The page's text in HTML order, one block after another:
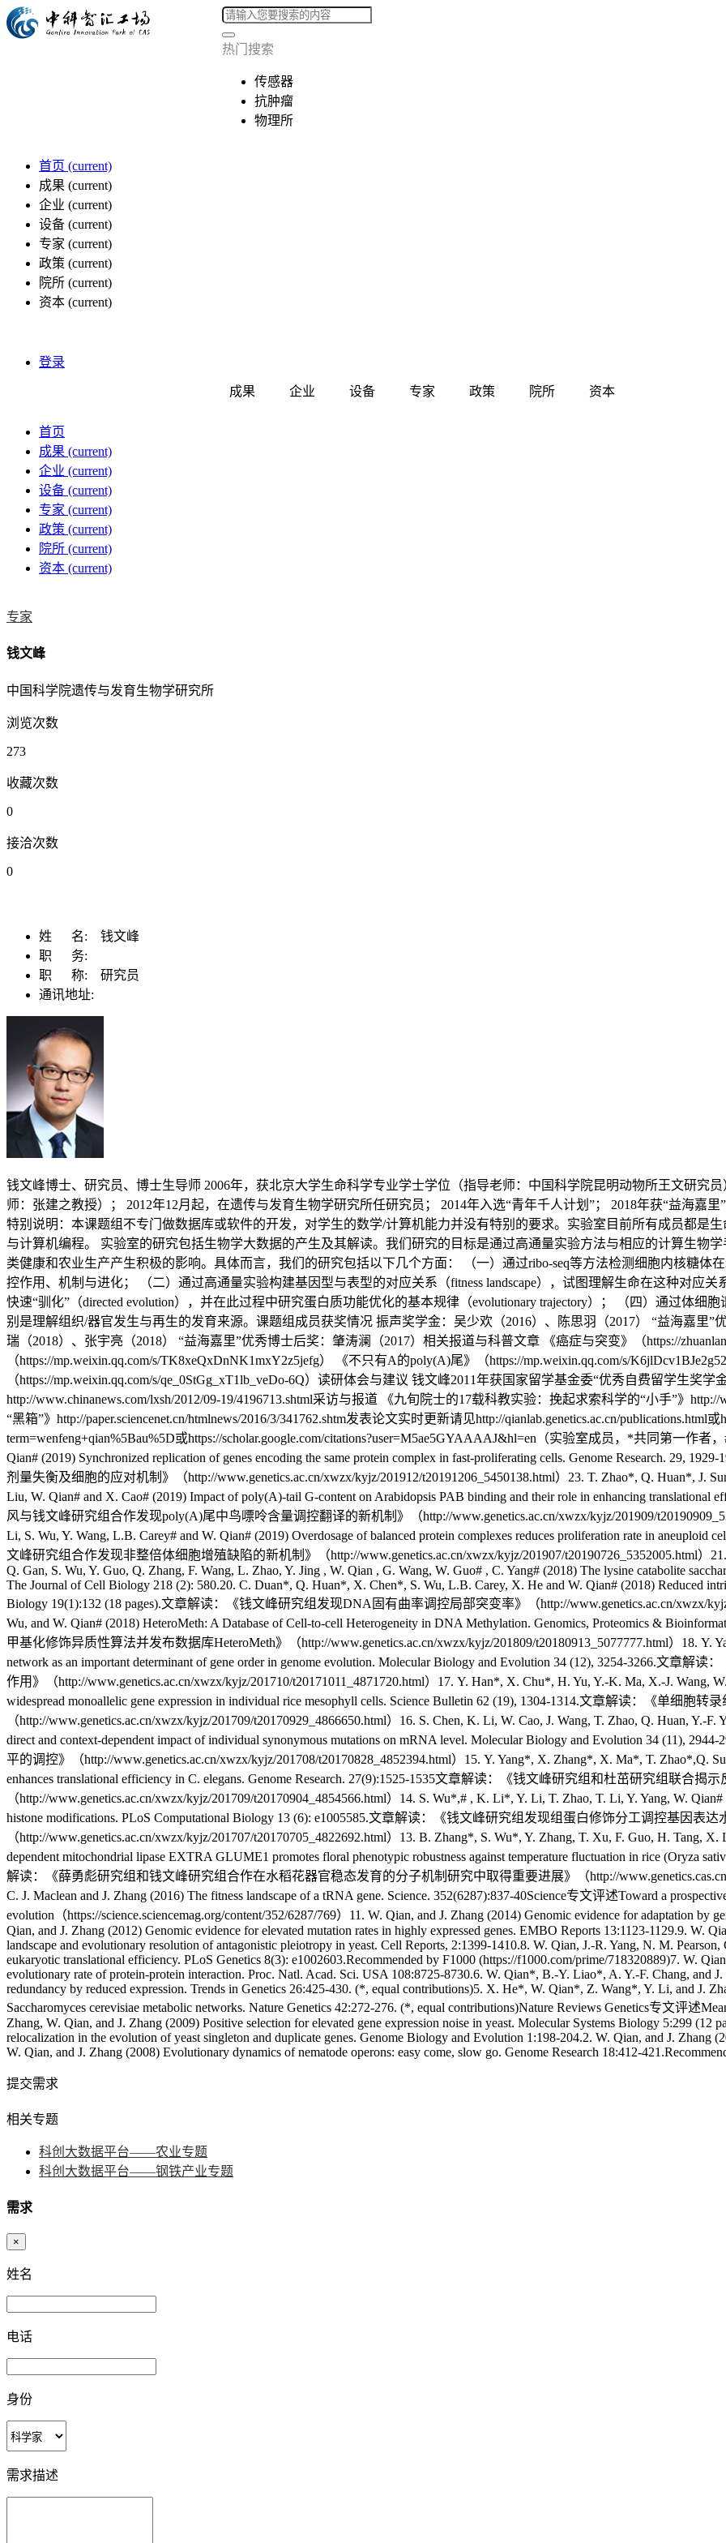
热门搜索
传感器
抗肿瘤
物理所
首页 (current)
成果 (current)
企业 (current)
设备 (current)
专家 (current)
政策 (current)
院所 (current)
资本 (current)
登录
成果 企业 设备 专家 政策 院所 资本
首页
成果 (current)
企业 (current)
设备 (current)
专家 (current)
政策 (current)
院所 (current)
资本 (current)
专家
钱文峰
中国科学院遗传与发育生物学研究所
浏览次数
273
收藏次数
0
接洽次数
0
姓 名: 钱文峰
职 务:
职 称: 研究员
通讯地址:
钱文峰博士、研究员、博士生导师 2006年，获北京大学生命科学专业学士学位（指导老师：中国科学院昆明动物所王文研究
师：张建之教授）； 2012年12月起，在遗传与发育生物学研究所任研究员； 2014年入选“青年千人计划”； 2018年获“益海嘉
特别说明：本课题组不专门做数据库或软件的开发，对学生的数学/计算机能力并没有特别的要求。实验室目前所有成员都是
与计算机编程。 实验室的研究包括生物学大数据的产生及其解读。我们研究的目标是通过高通量实验方法与相应的计算生物
类健康和农业生产产生积极的影响。具体而言，我们的研究包括以下几个方面： （一）通过ribo-seq等方法检测细胞内核糖体
控作用、机制与进化； （二）通过高通量实验构建基因型与表型的对应关系（fitness landscape），试图理解生命在这种对应
快速“驯化”（directed evolution），并在此过程中研究蛋白质功能优化的基本规律（evolutionary trajectory）； （四）通过体细
别是理解组织/器官发生与再生的发育来源。课题组成员获奖情况 振声奖学金：吴少欢（2016）、陈思羽（2017） “益海嘉里”
瑞（2018）、张宇亮（2018） “益海嘉里”优秀博士后奖：肇涛澜（2017）相关报道与科普文章 《癌症与突变》（https://
（https://mp.weixin.qq.com/s/TK8xeQxDnNK1mxY2z5jefg） 《不只有A的poly(A)尾》（https://mp.weixin.qq.com/s/
（https://mp.weixin.qq.com/s/qe_0StGg_xT1lb_veDo-6Q）读研体会与建议 钱文峰2011年获国家留学基金委“优秀自费留学生奖
http://www.chinanews.com/lxsh/2012/09-19/4196713.shtml采访与报道 《九旬院士的17载科教实验：挽起求索科学的“小手”》
“黑箱”》http://paper.sciencenet.cn/htmlnews/2016/3/341762.shtm发表论文实时更新请见http://qianlab.genetics.ac.cn/publications.html
term=wenfeng+qian%5Bau%5D或https://scholar.google.com/citations?user=M5ae5GYAAAAJ&hl=en（实验室成员，*共同第一作者
Qian# (2019) Synchronized replication of genes encoding the same protein complex in fast-proliferating cells. Genome Research. 29,
剂量失衡及细胞的应对机制》（http://www.genetics.ac.cn/xwzx/kyjz/201912/t20191206_5450138.html）23. T. Zhao*, Q. Huan*, J.
Liu, W. Qian# and X. Cao# (2019) Impact of poly(A)-tail G-content on Arabidopsis PAB binding and their role in enhancing translational
风与钱文峰研究组合作发现poly(A)尾中鸟嘌呤含量调控翻译的新机制》（http://www.genetics.ac.cn/xwzx/kyjz/201909/
Li, S. Wu, Y. Wang, L.B. Carey# and W. Qian# (2019) Overdosage of balanced protein complexes reduces proliferation rate in aneuploid
文峰研究组合作发现非整倍体细胞增殖缺陷的新机制》（http://www.genetics.ac.cn/xwzx/kyjz/201907/t20190726_5352005.html）21.
Q. Gan, S. Wu, Y. Guo, Q. Zhang, F. Wang, L. Zhao, Y. Jing , W. Qian , G. Wang, W. Guo# , C. Yang# (2018) The lysine catabolite
The Journal of Cell Biology 218 (2): 580.20. C. Duan*, Q. Huan*, X. Chen*, S. Wu, L.B. Carey, X. He and W. Qian# (2018) Reduced
Biology 19(1):132 (18 pages).文章解读：《钱文峰研究组发现DNA固有曲率调控局部突变率》（http://www.genetics.ac.cn/xwzx/
Wu, and W. Qian# (2018) HeteroMeth: A Database of Cell-to-cell Heterogeneity in DNA Methylation. Genomics, Proteomics &
甲基化修饰异质性算法并发布数据库HeteroMeth》（http://www.genetics.ac.cn/xwzx/kyjz/201809/t20180913_5077777.html）18. Y.
network as an important determinant of gene order in genome evolution. Molecular Biology and Evolution 34 (12), 3254-3266.文章
作用》（http://www.genetics.ac.cn/xwzx/kyjz/201710/t20171011_4871720.html）17. Y. Han*, X. Chu*, H. Yu, Y.-K. Ma, X.-J. Wang,
widespread monoallelic gene expression in individual rice mesophyll cells. Science Bulletin 62 (19), 1304-1314.文章解读：《单细胞
（http://www.genetics.ac.cn/xwzx/kyjz/201709/t20170929_4866650.html）16. S. Chen, K. Li, W. Cao, J. Wang, T. Zhao, Q. Huan, Y.-F.
direct and context-dependent impact of individual synonymous mutations on mRNA level. Molecular Biology and Evolution 34 (11),
平的调控》（http://www.genetics.ac.cn/xwzx/kyjz/201708/t20170828_4852394.html）15. Y. Yang*, X. Zhang*, X. Ma*, T. Zhao*,Q.
enhances translational efficiency in C. elegans. Genome Research. 27(9):1525-1535文章解读：《钱文峰研究组和杜茁研究组联合揭
（http://www.genetics.ac.cn/xwzx/kyjz/201709/t20170904_4854566.html）14. S. Wu*,# , K. Li*, Y. Li, T. Zhao, T. Li, Y. Yang, W.
histone modifications. PLoS Computational Biology 13 (6): e1005585.文章解读：《钱文峰研究组发现组蛋白修饰分工调控基因表达
（http://www.genetics.ac.cn/xwzx/kyjz/201707/t20170705_4822692.html）13. B. Zhang*, S. Wu*, Y. Zhang, T. Xu, F. Guo, H. Tang, X.
dependent mitochondrial lipase EXTRA GLUME1 promotes floral phenotypic robustness against temperature fluctuation in rice (Oryza
解读：《薛勇彪研究组和钱文峰研究组合作在水稻花器官稳态发育的分子机制研究中取得重要进展》（http://
C. J. Maclean and J. Zhang (2016) The fitness landscape of a tRNA gene. Science. 352(6287):837-40Science专文评述Toward a
evolution（https://science.sciencemag.org/content/352/6287/769）11. W. Qian, and J. Zhang (2014) Genomic evidence for adaptation by
Qian, and J. Zhang (2012) Genomic evidence for elevated mutation rates in highly expressed genes. EMBO Reports 13:1123-1129.9. W.
landscape and evolutionary resolution of antagonistic pleiotropy in yeast. Cell Reports, 2:1399-1410.8. W. Qian, J.-R. Yang, N. M.
eukaryotic translational efficiency. PLoS Genetics 8(3): e1002603.Recommended by F1000 (https://f1000.com/prime/718320889)7. W.
evolutionary rate of protein-protein interaction. Proc. Natl. Acad. Sci. USA 108:8725-8730.6. W. Qian*, B.-Y. Liao*, A. Y.-F. Chang, and
redundancy by reduced expression. Trends in Genetics 26:425-430. (*, equal contributions)5. X. He*, W. Qian*, Z. Wang*, Y. Li, and J.
Saccharomyces cerevisiae metabolic networks. Nature Genetics 42:272-276. (*, equal contributions)Nature Reviews Genetics专文评述
Zhang, W. Qian, and J. Zhang (2009) Positive selection for elevated gene expression noise in yeast. Molecular Systems Biology 5:299 (12
relocalization in the evolution of yeast singleton and duplicate genes. Genome Biology and Evolution 1:198-204.2. W. Qian, and J. Zhang
W. Qian, and J. Zhang (2008) Evolutionary dynamics of nematode operons: easy come, slow go. Genome Research 18:412-
提交需求
相关专题
科创大数据平台——农业专题
科创大数据平台——钢铁产业专题
需求
×
姓名
电话
身份
需求描述